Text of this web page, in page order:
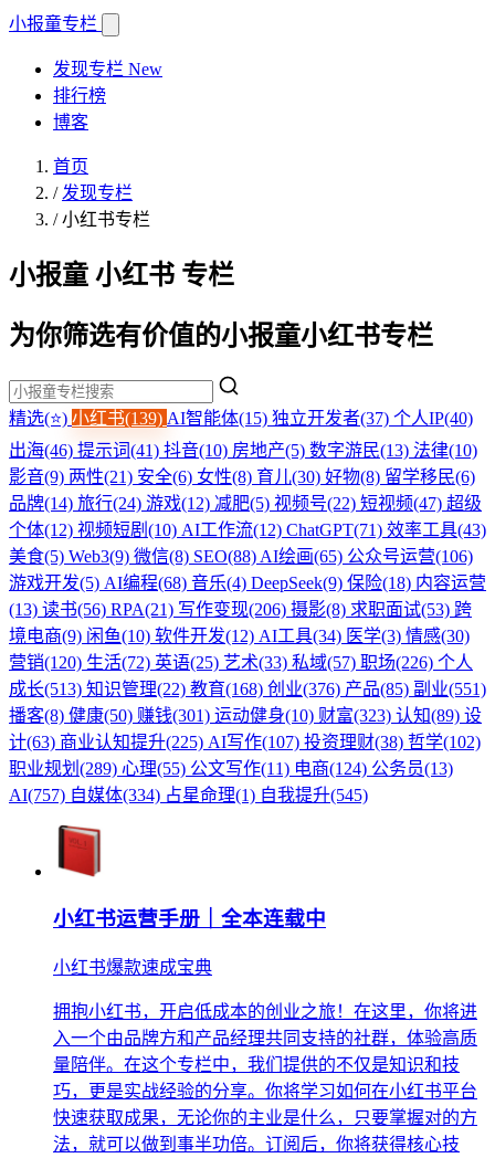
小报童专栏
发现专栏 New
排行榜
博客
首页
/ 发现专栏
/小红书专栏
小报童 小红书 专栏
为你筛选有价值的小报童小红书专栏
精选(⭐) 小红书(139) AI智能体(15) 独立开发者(37) 个人IP(40)
出海(46) 提示词(41) 抖音(10) 房地产(5) 数字游民(13) 法律(10)
影音(9) 两性(21) 安全(6) 女性(8) 育儿(30) 好物(8) 留学移民(6)
品牌(14) 旅行(24) 游戏(12) 减肥(5) 视频号(22) 短视频(47) 超级
个体(12) 视频短剧(10) AI工作流(12) ChatGPT(71) 效率工具(43)
美食(5) Web3(9) 微信(8) SEO(88) AI绘画(65) 公众号运营(106)
游戏开发(5) AI编程(68) 音乐(4) DeepSeek(9) 保险(18) 内容运营
(13) 读书(56) RPA(21) 写作变现(206) 摄影(8) 求职面试(53) 跨
境电商(9) 闲鱼(10) 软件开发(12) AI工具(34) 医学(3) 情感(30)
营销(120) 生活(72) 英语(25) 艺术(33) 私域(57) 职场(226) 个人
成长(513) 知识管理(22) 教育(168) 创业(376) 产品(85) 副业(551)
播客(8) 健康(50) 赚钱(301) 运动健身(10) 财富(323) 认知(89) 设
计(63) 商业认知提升(225) AI写作(107) 投资理财(38) 哲学(102)
职业规划(289) 心理(55) 公文写作(11) 电商(124) 公务员(13)
AI(757) 自媒体(334) 占星命理(1) 自我提升(545)
小红书运营手册｜全本连载中
小红书爆款速成宝典
拥抱小红书，开启低成本的创业之旅！在这里，你将进
入一个由品牌方和产品经理共同支持的社群，体验高质
量陪伴。在这个专栏中，我们提供的不仅是知识和技
巧，更是实战经验的分享。你将学习如何在小红书平台
快速获取成果，无论你的主业是什么，只要掌握对的方
法，就可以做到事半功倍。订阅后，你将获得核心技